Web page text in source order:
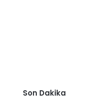
Son Dakika